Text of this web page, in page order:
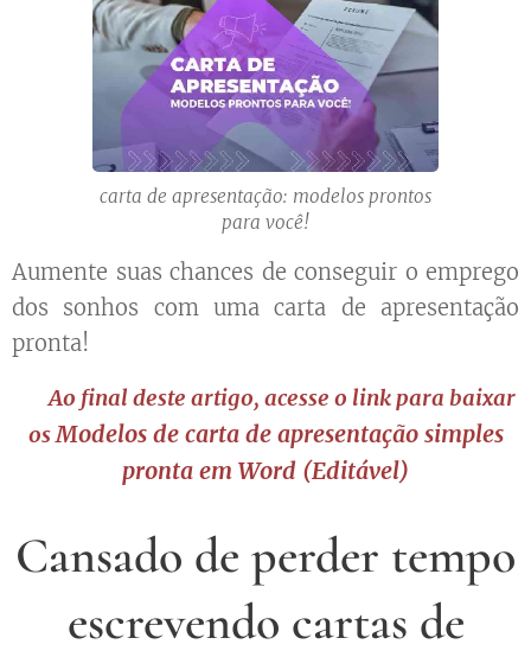
carta de apresentação: modelos prontos
para você!
Aumente suas chances de conseguir o emprego
dos sonhos com uma carta de apresentação
pronta!
✔️️Ao final deste artigo, acesse o link para baixar
osModelos de carta de apresentação simples
pronta em Word (Editável)
Cansado de perder tempo
escrevendo cartas de